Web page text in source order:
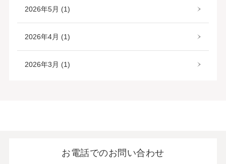
2026年5月 (1)
2026年4月 (1)
2026年3月 (1)
お電話でのお問い合わせ